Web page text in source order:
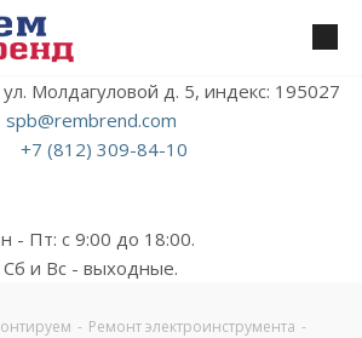
Молдагуловой д. 5, индекс: 195027
spb@rembrend.com
+7 (812) 309-84-10
- Пт: с 9:00 до 18:00.
Сб и Вс - выходные.
- Ремонт электроинструмента -